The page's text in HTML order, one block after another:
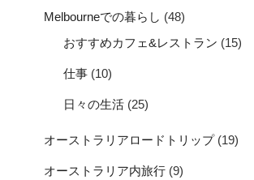
Melbourneでの暮らし (48)
おすすめカフェ&レストラン (15)
仕事 (10)
日々の生活 (25)
オーストラリアロードトリップ(19)
オーストラリア内旅行 (9)